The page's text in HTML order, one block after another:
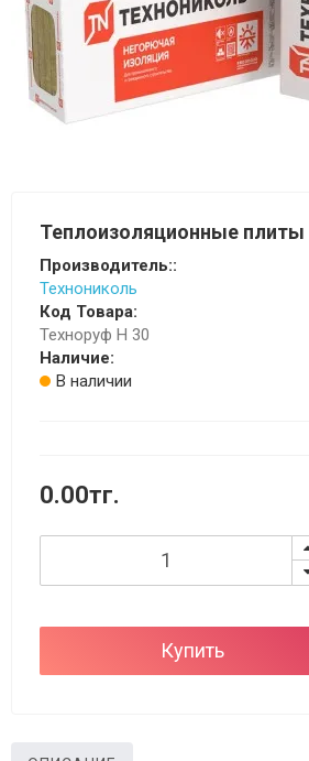
Теплоизоляционные плиты
Производитель::
Технониколь
Код Товара:
Техноруф Н 30
Наличие:
В наличии
0.00тг.
Купить